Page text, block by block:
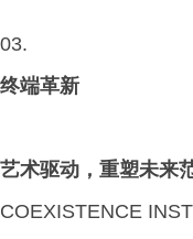
03.
终端革新
艺术驱动，重塑未来
COEXISTENCE